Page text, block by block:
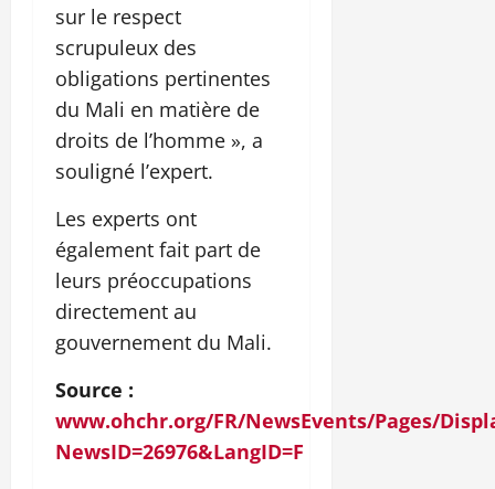
sur le respect
scrupuleux des
obligations pertinentes
du Mali en matière de
droits de l’homme », a
souligné l’expert.
Les experts ont
également fait part de
leurs préoccupations
directement au
gouvernement du Mali.
Source :
www.ohchr.org/FR/NewsEvents/Pages/
NewsID=26976&LangID=F